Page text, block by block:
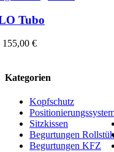
weist
mehrere
können
der
Produktseite
gewählt
werden
Tubo
155,00 €
Kategorien
Kopfschutz
Sitzkissen
Begurtungen
Begurtungen KFZ